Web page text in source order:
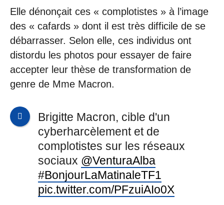
Elle dénonçait ces « complotistes » à l’image
des « cafards » dont il est très difficile de se
débarrasser. Selon elle, ces individus ont
distordu les photos pour essayer de faire
accepter leur thèse de transformation de
genre de Mme Macron.
Brigitte Macron, cible d'un
cyberharcèlement et de
complotistes sur les réseaux
sociaux @VenturaAlba
#BonjourLaMatinaleTF1
pic.twitter.com/PFzuiAIo0X